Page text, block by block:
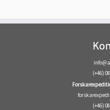
(+46)
(+46)